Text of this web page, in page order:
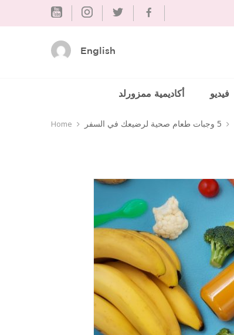
English
فيديو أكاديمية ممزورلد
Home 5 وجبات طعام صحية لرضيعك في السفر